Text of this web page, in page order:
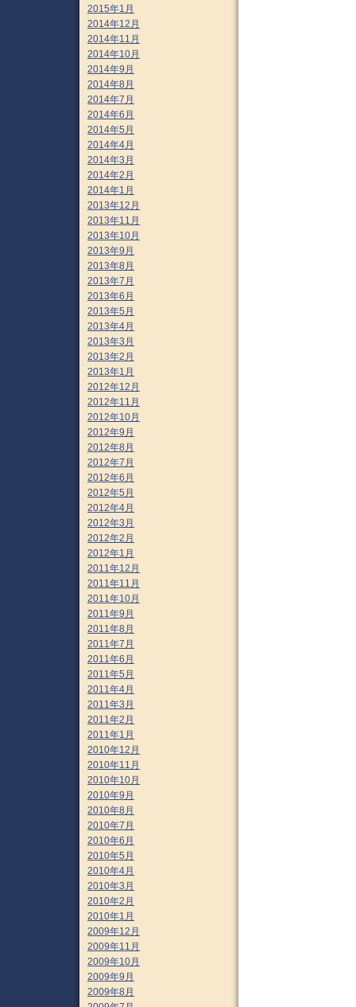
2015年1月
2014年12月
2014年11月
2014年10月
2014年9月
2014年8月
2014年7月
2014年6月
2014年5月
2014年4月
2014年3月
2014年2月
2014年1月
2013年12月
2013年11月
2013年10月
2013年9月
2013年8月
2013年7月
2013年6月
2013年5月
2013年4月
2013年3月
2013年2月
2013年1月
2012年12月
2012年11月
2012年10月
2012年9月
2012年8月
2012年7月
2012年6月
2012年5月
2012年4月
2012年3月
2012年2月
2012年1月
2011年12月
2011年11月
2011年10月
2011年9月
2011年8月
2011年7月
2011年6月
2011年5月
2011年4月
2011年3月
2011年2月
2011年1月
2010年12月
2010年11月
2010年10月
2010年9月
2010年8月
2010年7月
2010年6月
2010年5月
2010年4月
2010年3月
2010年2月
2010年1月
2009年12月
2009年11月
2009年10月
2009年9月
2009年8月